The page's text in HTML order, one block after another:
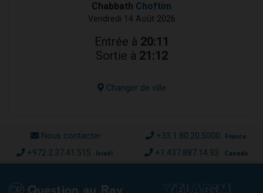
Chabbath Choftim
Vendredi 14 Août 2026
Entrée à 20:11
Sortie à 21:12
Changer de ville
Nous contacter +33.1.80.20.5000 France
+972.2.37.41.515 Israël +1.437.887.14.93 Canada